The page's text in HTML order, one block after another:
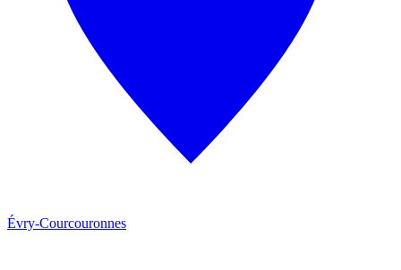
Évry-Courcouronnes